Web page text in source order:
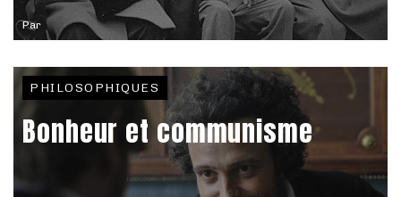
Par
PHILOSOPHIQUES
Bonheur et communisme